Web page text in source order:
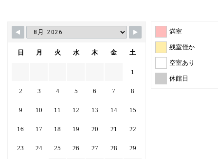
満室
残室僅か
空室あり
休館日
日 月 火 水 木 金 土
1
2 3 4 5 6 7 8
9 10 11 12 13 14 15
16 17 18 19 20 21 22
23 24 25 26 27 28 29